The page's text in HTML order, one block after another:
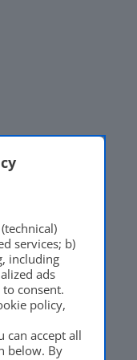
Forni
2020
services; b)
including
ads
consent.
policy,
can accept all
below. By